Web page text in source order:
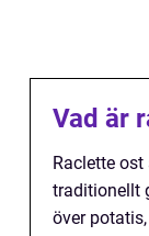
Vad är
Raclette
traditionellt
över